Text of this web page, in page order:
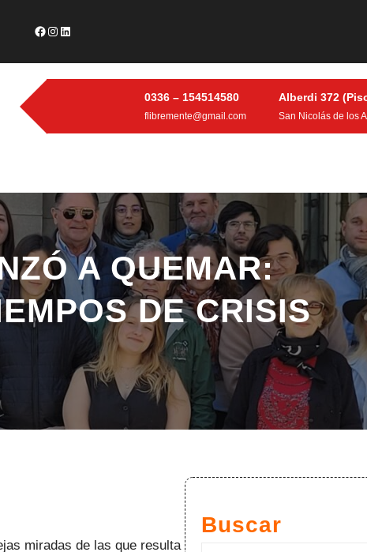
Facebook Instagram LinkedIn
0336 – 154514580
flibremente@gmail.com
Alberdi 372
San Nicolás de los
A QUEMAR:
DE CRISIS
miradas de las que resulta
Buscar